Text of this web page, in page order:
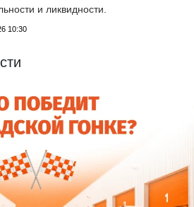
и ликвидности.
10:30